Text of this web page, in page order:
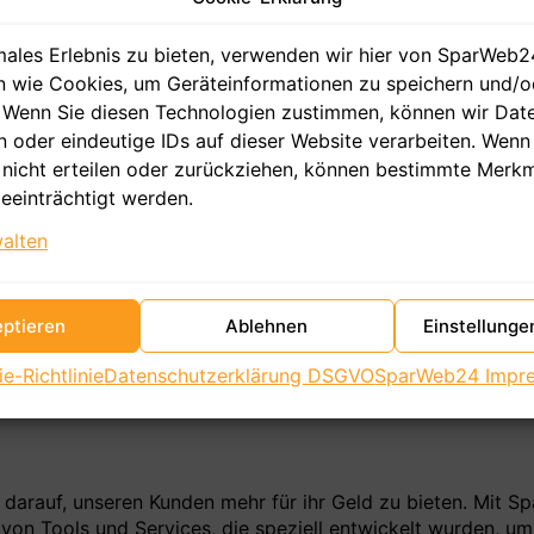
Erlebnis zu bieten, verwenden wir hier von
wie Cookies, um Geräteinformationen zu speichern und/
Sie diesen Technologien zustimmen, können wir
oder eindeutige IDs auf dieser Website verarbeiten. Wenn
erteilen oder zurückziehen, können bestimmte
werden.
Ablehnen
RichtlinieDatenschutzerklärung DSGVOSparWeb24
Von Shared Hosting, das sich für kleinere Projekte
ihre eigenen Anforderungen und verdient ein passendes
oft im Mittelpunkt der Überlegungen. Ein günstiger
SparWeb24.de bietet spezialisierte WordPress-
sprengen.
beeindruckende Palette an Leistungen bieten. Von
– wir sorgen dafür, dass Ihr Online-Auftritt auf
unseren Kunden mehr für ihr Geld zu bieten. Mit
Tools und Services, die speziell entwickelt wurden,